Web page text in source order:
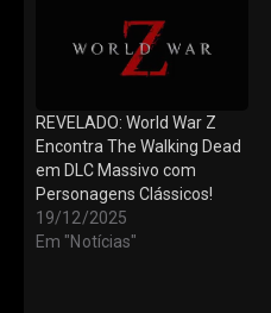
REVELADO: World War Z
Encontra The Walking Dead
em DLC Massivo com
Personagens Clássicos!
19/12/2025
Em "Notícias"